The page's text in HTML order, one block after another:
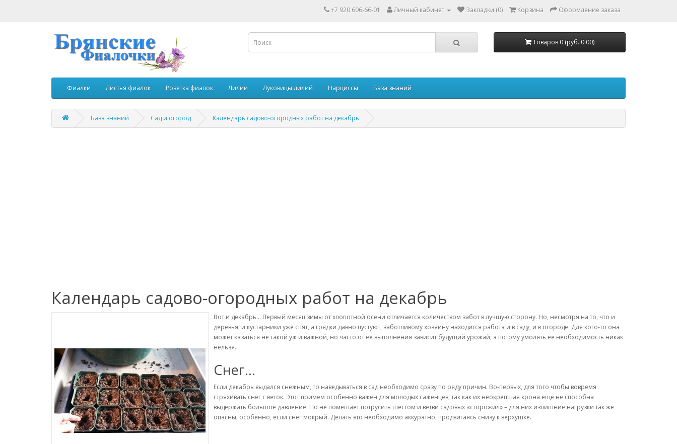
+7 920 606-66-01 Личный кабинет Закладки (0) Корзина Оформление заказа
Товаров 0 (руб. 0.00)
Фиалки Листья фиалок Розетка фиалок Лилии Луковицы лилий Нарциссы База знаний
База знаний Сад и огород Календарь садово-огородных работ на декабрь
Календарь садово-огородных работ на декабрь
Вот и декабрь… Первый месяц зимы от хлопотной осени отличается количеством забот в лучшую сторону. Но, несмотря на то, что и
деревья, и кустарники уже спят, а грядки давно пустуют, заботливому хозяину находится работа и в саду, и в огороде. Для кого-то она
может казаться не такой уж и важной, но часто от ее выполнения зависит будущий урожай, а потому умолять ее необходимость никак
нельзя.
Снег…
Если декабрь выдался снежным, то наведываться в сад необходимо сразу по ряду причин. Во-первых, для того чтобы вовремя
стряхивать снег с веток. Этот примем особенно важен для молодых саженцев, так как их неокрепшая крона еще не способна
выдержать большое давление. Но не помешает потрусить шестом и ветви садовых «сторожил» – для них излишние нагрузки так же
опасны, особенно, если снег мокрый. Делать это необходимо аккуратно, продвигаясь снизу к верхушке.